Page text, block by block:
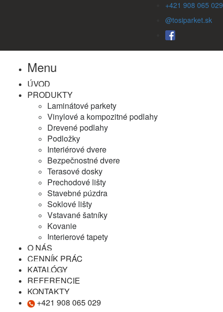
+421 908 065 029
@tosiparket.sk
Menu
ÚVOD
PRODUKTY
Laminátové parkety
Vinylové a kompozitné podlahy
Drevené podlahy
Podložky
Interiérové dvere
Bezpečnostné dvere
Terasové dosky
Prechodové lišty
Stavebné púzdra
Soklové lišty
Vstavané šatníky
Kovanie
Interierové tapety
O NÁS
CENNÍK PRÁC
KATALÓGY
REFERENCIE
KONTAKTY
+421 908 065 029